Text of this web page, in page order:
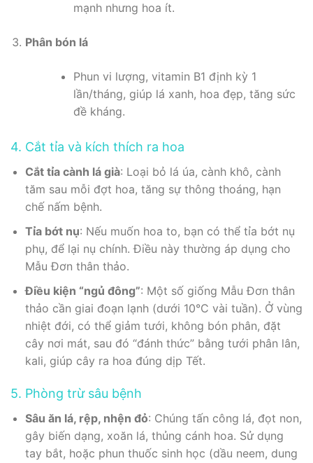
mạnh nhưng hoa ít.
Phân bón lá
Phun vi lượng, vitamin B1 định kỳ 1
lần/tháng, giúp lá xanh, hoa đẹp, tăng sức
đề kháng.
4. Cắt tỉa và kích thích ra hoa
Cắt tỉa cành lá già: Loại bỏ lá úa, cành khô, cành
tăm sau mỗi đợt hoa, tăng sự thông thoáng, hạn
chế nấm bệnh.
Tỉa bớt nụ: Nếu muốn hoa to, bạn có thể tỉa bớt nụ
phụ, để lại nụ chính. Điều này thường áp dụng cho
Mẫu Đơn thân thảo.
Điều kiện “ngủ đông”: Một số giống Mẫu Đơn thân
thảo cần giai đoạn lạnh (dưới 10°C vài tuần). Ở vùng
nhiệt đới, có thể giảm tưới, không bón phân, đặt
cây nơi mát, sau đó “đánh thức” bằng tưới phân lân,
kali, giúp cây ra hoa đúng dịp Tết.
5. Phòng trừ sâu bệnh
Sâu ăn lá, rệp, nhện đỏ: Chúng tấn công lá, đọt non,
gây biến dạng, xoăn lá, thủng cánh hoa. Sử dụng
tay bắt, hoặc phun thuốc sinh học (dầu neem, dung